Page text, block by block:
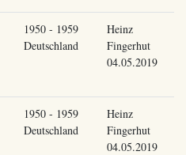
1950 - 1959
Deutschland
Heinz
Fingerhut
04.05.2019
1950 - 1959
Deutschland
Heinz
Fingerhut
04.05.2019